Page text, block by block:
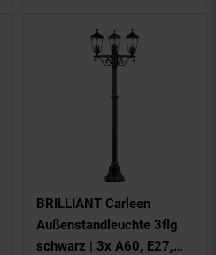
BRILLIANT Carleen
Außenstandleuchte 3flg
schwarz | 3x A60, E27,